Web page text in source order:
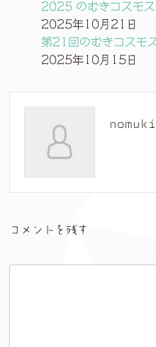
2025 のむきコスモ
2025年10月21日
第21回のむきコスモ
2025年10月15日
コメントを残す